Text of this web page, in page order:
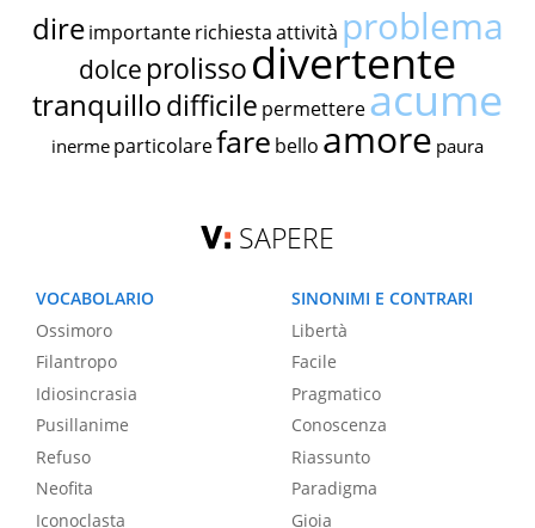
dire importante richiestaattività problema
dolce prolissodivertente
tranquillodifficile permettereacume
inerme particolarefare bello amore paura
SAPERE
VOCABOLARIO
Ossimoro
Filantropo
Idiosincrasia
Pusillanime
Refuso
Neofita
Iconoclasta
SINONIMI E CONTRARI
Libertà
Facile
Pragmatico
Conoscenza
Riassunto
Paradigma
Gioia